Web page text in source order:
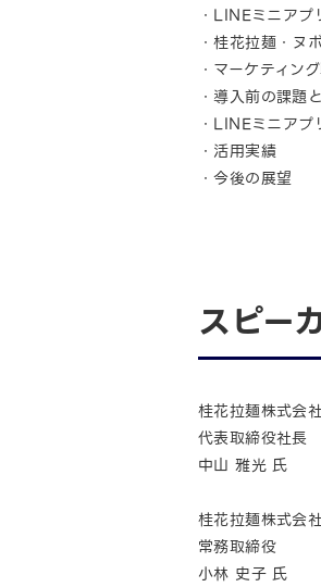
・LINEミニアプ
・桂花拉麺・ヌ
・マーケティン
・導入前の課題
・LINEミニアプ
・活用実績
・今後の展望
スピー
桂花拉麺株式会
代表取締役社長
中山 雅光 氏
桂花拉麺株式会
常務取締役
小林 史子 氏